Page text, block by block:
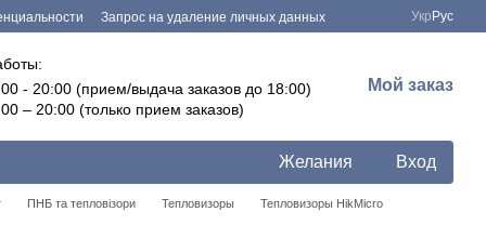
Запрос на удаление личных данных
Укр Рус
- 20:00 (прием/выдача заказов до 18:00)
– 20:00 (только прием заказов)
Мой заказ
Желания Вход
ПНБ та тепловізори Тепловизоры Тепловизоры HikMicro